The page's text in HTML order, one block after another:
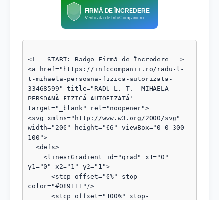
FIRMĂ DE ÎNCREDERE
Verificată de InfoCompanii.ro
<!-- START: Badge Firmă de Încredere -->
<a href="https://infocompanii.ro/radu-l-
t-mihaela-persoana-fizica-autorizata-
33468599" title="RADU L. T.  MIHAELA
PERSOANĂ FIZICĂ AUTORIZATĂ"
target="_blank" rel="noopener">
<svg xmlns="http://www.w3.org/2000/svg"
width="200" height="66" viewBox="0 0 300
100">
y1="0" x2="1" y2="1">
color="#089111"/>